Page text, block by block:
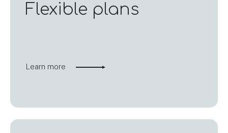
Flexible plans
Learn more